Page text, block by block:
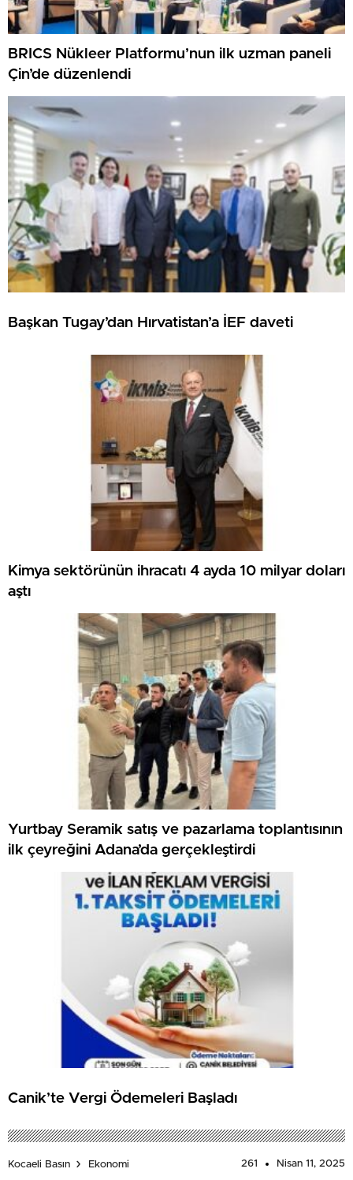
BRICS Nükleer Platformu’nun ilk uzman paneli
Çin’de düzenlendi
Başkan Tugay’dan Hırvatistan’a İEF daveti
Kimya sektörünün ihracatı 4 ayda 10 milyar doları
aştı
Yurtbay Seramik satış ve pazarlama toplantısının
ilk çeyreğini Adana’da gerçekleştirdi
Canik’te Vergi Ödemeleri Başladı
Kocaeli Basın Ekonomi 261 Nisan 11, 2025